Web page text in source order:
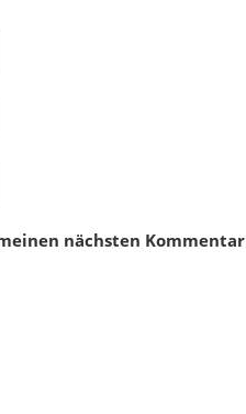
nächsten Kommentar